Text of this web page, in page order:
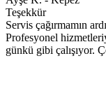
Teşekkür
Servis çağırmamın
Profesyonel
günkü gibi çalışıyor.